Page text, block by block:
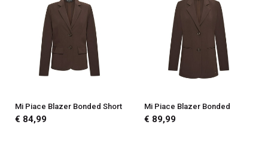
Mi Piace Blazer Bonded Short
€ 84,99
Mi Piace Blazer Bonded
€ 89,99